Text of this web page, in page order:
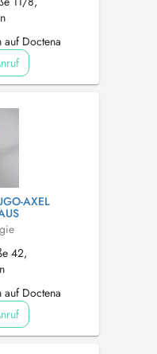
auf Doctena
AXEL
42,
auf Doctena